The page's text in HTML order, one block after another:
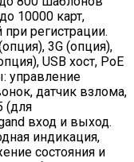
10000 карт,
регистрации.
3G (опция),
USB хост, PoE
управление
датчик взлома,
(для
вход и выход.
индикация,
состояния и